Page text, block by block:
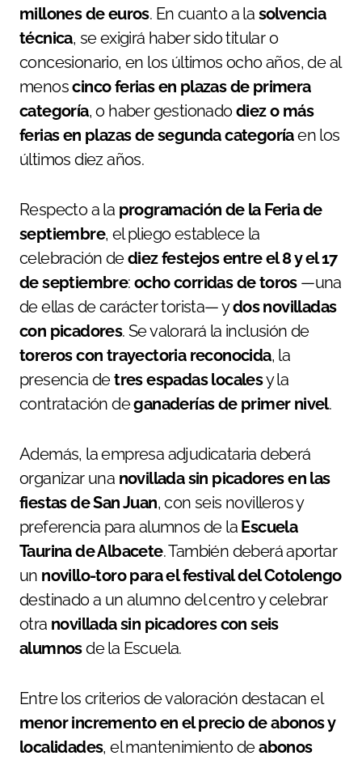
millones de euros. En cuanto a la solvencia
técnica, se exigirá haber sido titular o
concesionario, en los últimos ocho años, de al
menoscinco ferias en plazas de primera
categoría, o haber gestionadodiez o más
ferias en plazas de segunda categoríaen los
últimos diez años.
Respecto a la programación de la Feria de
septiembre, el pliego establece la
celebración dediez festejos entre el 8 y el 17
de septiembre:ocho corridas de toros—una
de ellas de carácter torista— ydos novilladas
con picadores. Se valorará la inclusión de
toreros con trayectoria reconocida, la
presencia detres espadas localesy la
contratación deganaderías de primer nivel.
Además, la empresa adjudicataria deberá
organizar una novillada sin picadores en las
fiestas de San Juan, con seis novilleros y
preferencia para alumnos de la Escuela
Taurina de Albacete. También deberá aportar
un novillo-toro para el festival del Cotolengo
destinado a un alumno del centro y celebrar
otra novillada sin picadores con seis
alumnosde la Escuela.
Entre los criterios de valoración destacan el
menor incremento en el precio de abonos y
localidades, el mantenimiento deabonos